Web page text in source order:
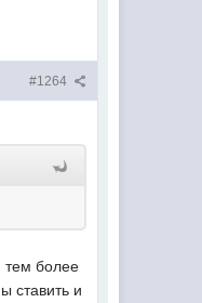
#1264
тем более
ставить и